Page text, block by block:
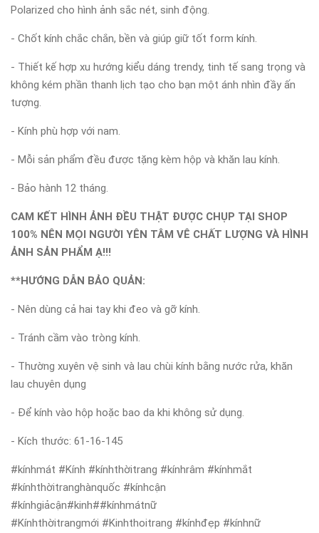
Polarized cho hình ảnh sắc nét, sinh động.
- Chốt kính chắc chắn, bền và giúp giữ tốt form kính.
- Thiết kế hợp xu hướng kiểu dáng trendy, tinh tế sang trọng và
không kém phần thanh lịch tạo cho bạn một ánh nhìn đầy ấn
tượng.
- Kính phù hợp với nam.
- Mỗi sản phẩm đều được tặng kèm hộp và khăn lau kính.
- Bảo hành 12 tháng.
CAM KẾT HÌNH ẢNH ĐỀU THẬT ĐƯỢC CHỤP TẠI SHOP
100% NÊN MỌI NGƯỜI YÊN TÂM VÊ CHẤT LƯỢNG VÀ HÌNH
ẢNH SẢN PHẨM Ạ!!!
**HƯỚNG DẪN BẢO QUẢN:
- Nên dùng cả hai tay khi đeo và gỡ kính.
- Tránh cầm vào tròng kính.
- Thường xuyên vệ sinh và lau chùi kính bằng nước rửa, khăn
lau chuyên dụng
- Để kính vào hộp hoặc bao da khi không sử dụng.
- Kích thước: 61-16-145
#kínhmát #Kính #kínhthờitrang #kínhrâm #kínhmắt
#kínhthờitranghànquốc #kínhcận
#kínhgiảcận#kinh##kínhmátnữ
#Kínhthờitrangmới #Kinhthoitrang #kínhđẹp #kínhnữ